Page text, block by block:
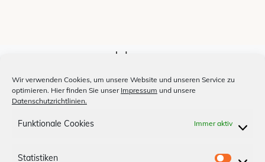
Wir verwenden Cookies, um unsere Website und unseren Service zu
optimieren. Hier finden Sie unser Impressum und unsere
Datenschutzrichtlinien.
Funktionale Cookies Immer aktiv
Statistiken
Jobs
Unsere Medien
Billardclub